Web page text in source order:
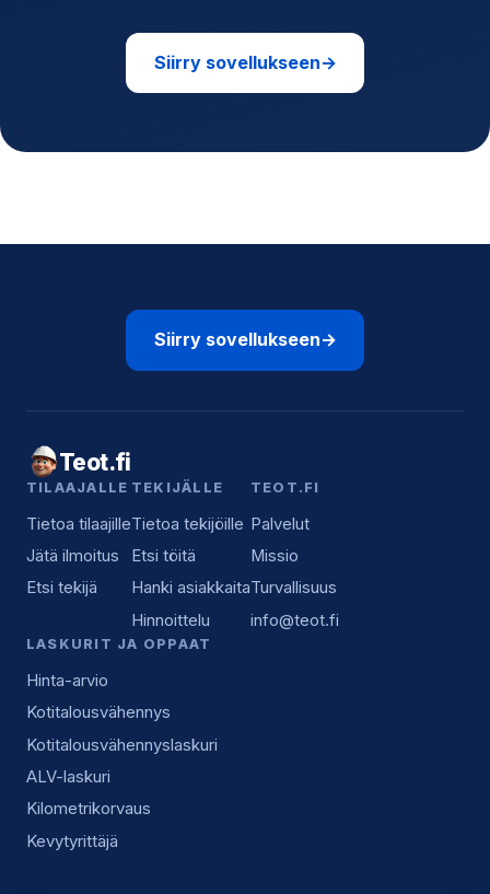
Siirry sovellukseen→
Siirry sovellukseen→
Teot.fi
TILAAJALLE
Tietoa tilaajille
Jätä ilmoitus
Etsi tekijä
TEKIJÄLLE
Tietoa tekijöille
Etsi töitä
Hanki asiakkaita
Hinnoittelu
TEOT.FI
Palvelut
Missio
Turvallisuus
info@teot.fi
LASKURIT JA OPPAAT
Hinta-arvio
Kotitalousvähennys
Kotitalousvähennyslaskuri
ALV-laskuri
Kilometrikorvaus
Kevytyrittäjä